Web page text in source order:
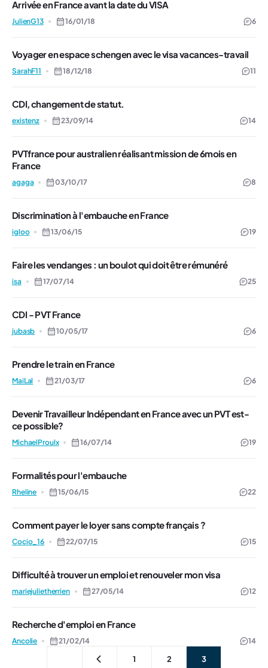
Arrivée en France avant la date du VISA
JulienG13 16/01/18 6
Voyager en espace schengen avec le visa vacances-travail
SarahF11 18/12/18 11
CDI, changement de statut.
existenz 23/09/14 14
PVTfrance pour australien réalisant mission de 6mois en
France
agaga 03/10/17 8
Discrimination à l'embauche en France
igloo 13/06/15 19
Faire les vendanges : un boulot qui doit être rémunéré
isa 17/07/14 25
CDI - PVT France
jubasb 10/05/17 6
Prendre le train en France
MaiLal 21/03/17 6
Devenir Travailleur Indépendant en France avec un PVT est-
ce possible?
MichaelProulx 16/07/14 19
Formalités pour l'embauche
Rheline 15/06/15 22
Comment payer le loyer sans compte français ?
Cocio_16 22/07/15 15
Difficulté à trouver un emploi et renouveler mon visa
mariejulietherrien 27/05/14 12
Recherche d'emploi en France
Ancolie 21/02/14 14
1 2 3